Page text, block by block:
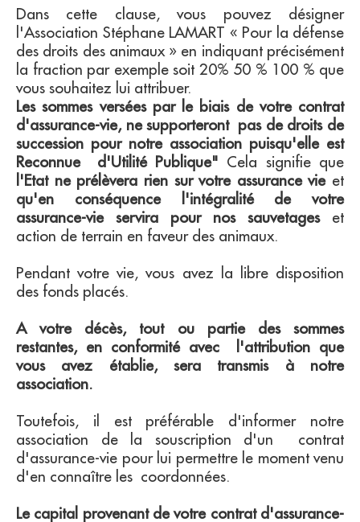
Dans cette clause, vous pouvez désigner
l'Association Stéphane LAMART « Pour la défense
des droits des animaux » en indiquant précisément
la fraction par exemple soit 20% 50 % 100 % que
vous souhaitez lui attribuer.
Les sommes versées par le biais de votre contrat
d'assurance-vie, ne supporteront pas de droits de
succession pour notre association puisqu'elle est
Reconnue d'Utilité Publique" Cela signifie que
l'Etat ne prélèvera rien sur votre assurance vieet
qu'en conséquence l'intégralité de votre
assurance-vie servira pour nos sauvetageset
action de terrain en faveur des animaux.
Pendant votre vie, vous avez la libre disposition
des fonds placés.
A votre décès, tout ou partie des sommes
restantes, en conformité avec l'attribution que
vous avez établie, sera transmis à notre
association.
Toutefois, il est préférable d'informer notre
association de la souscription d'un contrat
d'assurance-vie pour lui permettre le moment venu
d'en connaître les coordonnées.
Le capital provenant de votre contrat d'assurance-